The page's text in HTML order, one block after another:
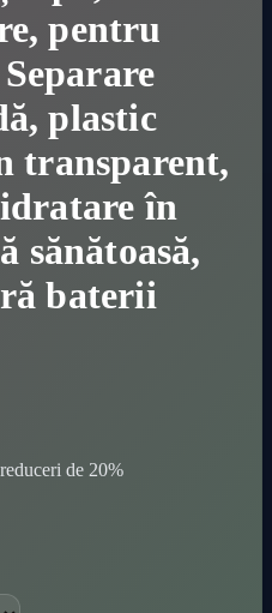
pentru
plastic
transparent,
în
sănătoasă,
baterii
de 20%